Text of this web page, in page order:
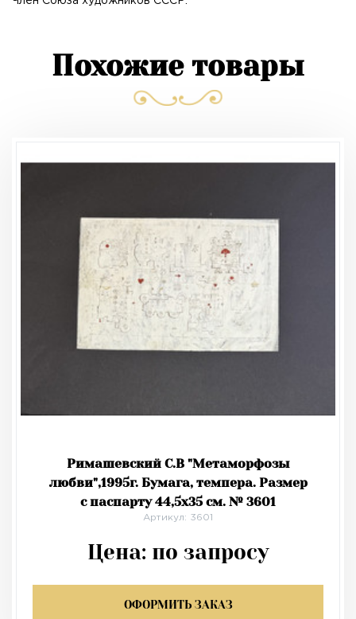
Похожие товары
Римашевский С.В "Метаморфозы
любви",1995г. Бумага, темпера. Размер
с паспарту 44,5х35 см. № 3601
Артикул: 3601
Цена: по запросу
ОФОРМИТЬ ЗАКАЗ